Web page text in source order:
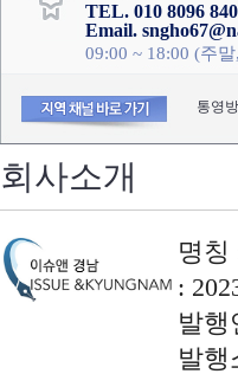
TEL. 010 8096
Email.
09:00 ~ 18:00 (주
통영
회사소개
명칭
:
발행
발행